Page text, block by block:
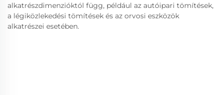
alkatrészdimenzióktól függ, például az autóipari tömítések,
a légiközlekedési tömítések és az orvosi eszközök
alkatrészei esetében.